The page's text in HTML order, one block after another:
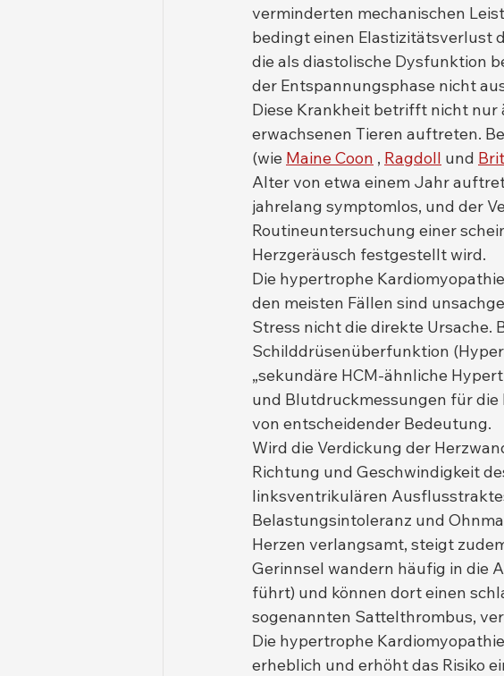
verminderten mechanischen
bedingt einen Elastizitätsverlust
die als diastolische Dysfunktion
der Entspannungsphase nicht
Diese Krankheit betrifft nicht nur
erwachsenen Tieren auftreten.
(wie Maine Coon , Ragdoll und
Alter von etwa einem Jahr
jahrelang symptomlos, und der
Routineuntersuchung einer
Herzgeräusch festgestellt wird.
Die hypertrophe
den meisten Fällen sind
Stress nicht die direkte Ursache.
Schilddrüsenüberfunktion
„sekundäre HCM-ähnliche
und Blutdruckmessungen für die
von entscheidender Bedeutung.
Wird die Verdickung der
Richtung und Geschwindigkeit
linksventrikulären
Belastungsintoleranz und
Herzen verlangsamt, steigt
Gerinnsel wandern häufig in die
führt) und können dort einen
sogenannten Sattelthrombus,
Die hypertrophe
erheblich und erhöht das Risiko